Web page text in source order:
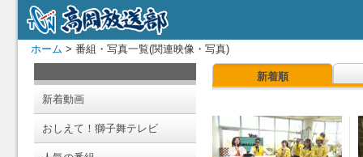
ホーム > 番組・写真一覧(関連映像・写真)
新着動画
おしえて！獅子舞テレビ
新着順